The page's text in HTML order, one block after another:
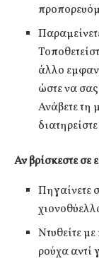
άλλο
ώστε να
Ανάβετε τη
Αν βρίσκεστε σε
Πηγαίνετε
Ντυθείτε
ρούχα αντί